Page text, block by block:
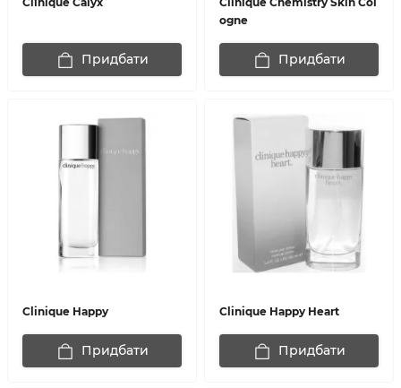
Придбати
ogne
Придбати
Clinique Happy
Придбати
Clinique Happy Heart
Придбати